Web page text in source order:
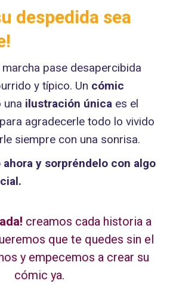
despedida sea
pase desapercibida
y típico. Un cómic
una ilustración única es el
agradecerle todo lo vivido
siempre con una sonrisa.
ahora y sorpréndelo con algo
creamos cada historia a
que te quedes sin el
y empecemos a crear su
cómic ya.